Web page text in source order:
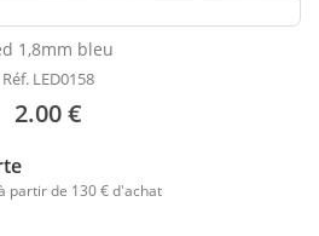
1,8mm bleu
Réf. LED0158
2.00 €
partir de 130 € d'achat